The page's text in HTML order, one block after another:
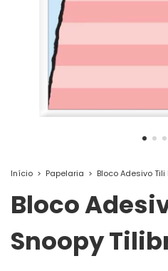
Início > Papelaria > Bloco Adesivo
Bloco
Snoopy